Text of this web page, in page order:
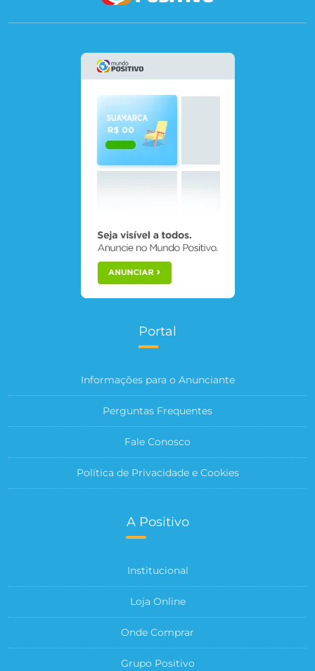
Portal
Informações para o Anunciante
Perguntas Frequentes
Fale Conosco
Política de Privacidade e Cookies
A Positivo
Institucional
Loja Online
Onde Comprar
Grupo Positivo